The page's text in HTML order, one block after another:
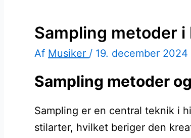
Sampling metoder
Af Musiker / 19. december 2024
Sampling metoder
Sampling er en central teknik i
stilarter, hvilket beriger den